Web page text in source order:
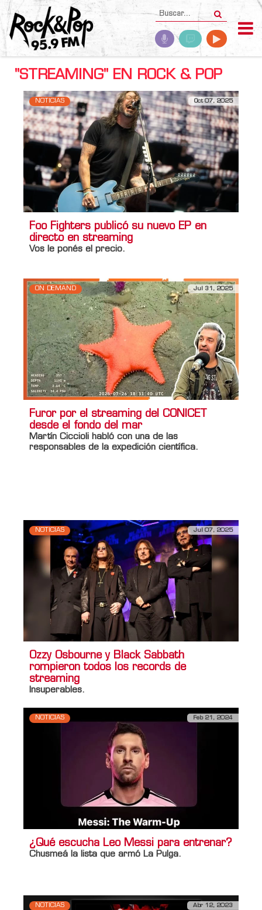
"STREAMING" EN ROCK & POP
NOTICIAS Oct 07, 2025
Foo Fighters publicó su nuevo EP en
directo en streaming
Vos le ponés el precio.
ON DEMAND Jul 31, 2025
Furor por el streaming del CONICET
desde el fondo del mar
Martín Ciccioli habló con una de las
responsables de la expedición científica.
NOTICIAS Jul 07, 2025
Ozzy Osbourne y Black Sabbath
rompieron todos los records de
streaming
Insuperables.
NOTICIAS Feb 21, 2024
¿Qué escucha Leo Messi para entrenar?
Chusmeá la lista que armó La Pulga.
NOTICIAS Abr 12, 2023